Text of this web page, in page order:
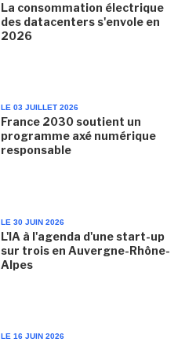
La consommation électrique
des datacenters s'envole en
2026
LE 03 JUILLET 2026
France 2030 soutient un
programme axé numérique
responsable
LE 30 JUIN 2026
L'IA à l'agenda d'une start-up
sur trois en Auvergne-Rhône-
Alpes
LE 16 JUIN 2026